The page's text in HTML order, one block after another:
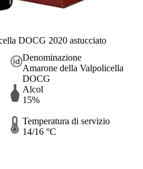
DOCG 2020 astucciato
Denominazione
Amarone della Valpolicella
DOCG
Alcol
15%
Temperatura di servizio
14/16 °C